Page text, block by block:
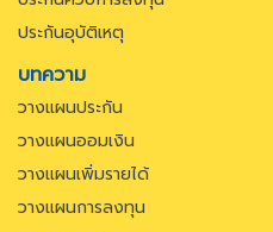
ประกันอุบัติเหตุ
บทความ
วางแผนประกัน
วางแผนออมเงิน
วางแผนเพิ่มรายได้
วางแผนการลงทุน